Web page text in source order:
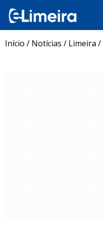
Início / Notícias / Limeira /